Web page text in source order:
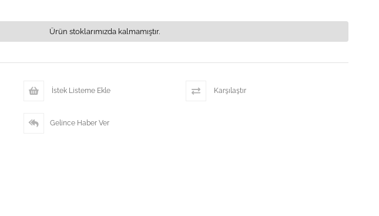
Ürün stoklarımızda kalmamıştır.
İstek Listeme Ekle Karşılaştır
Gelince Haber Ver